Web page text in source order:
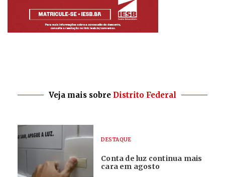
Veja mais sobre Distrito Federal
DESTAQUE
Conta de luz continua mais
cara em agosto